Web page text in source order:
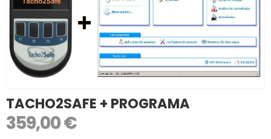
TACHO2SAFE + PROGRAMA
359,00 €